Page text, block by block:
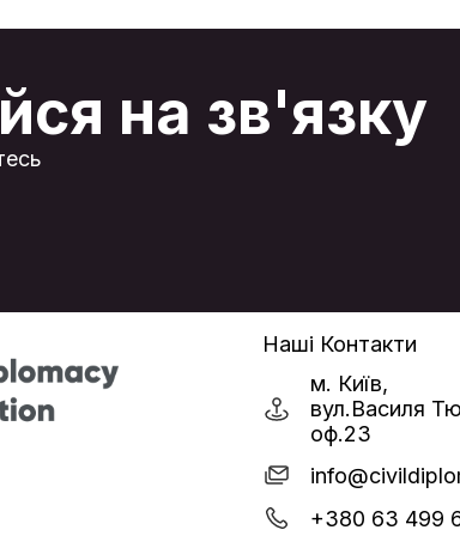
у сферах економічної
на зв'язку
Наші Контакти
м. Київ,
вул.Василя
оф.23
+380 63 499